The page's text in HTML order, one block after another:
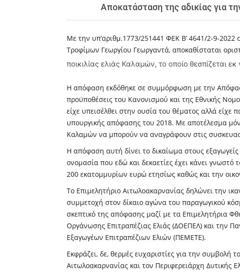
Αποκατάσταση της αδικίας για
Με την υπ’αριθμ.1773/251441 ΦΕΚ Β’ 4641/2-9-
Τροφίμων Γεωργίου Γεωργαντά, αποκαθίσταται
ποικιλίας ελιάς Καλαμών, το οποίο θεσπίζεται
Η απόφαση εκδόθηκε σε συμμόρφωση με την
προϋποθέσεις του Κανονισμού και της Εθνικής
είχε υπεισέλθει στην ουσία του θέματος αλλά
υπουργικής απόφασης του 2018. Με αποτέλεσμα
Καλαμών να μπορούν να αναγράφουν στις
Η απόφαση αυτή δίνει το δικαίωμα στους
ονομασία που εδώ και δεκαετίες έχει κάνει γνωστό
200 εκατομμυρίων ευρώ ετησίως καθώς και την
Το Επιμελητήριο Αιτωλοακαρνανίας δηλώνει την
συμμετοχή στον δίκαιο αγώνα του παραγωγικού
σκεπτικό της απόφασης μαζί με τα Επιμελητήρια
Οργάνωσης Επιτραπέζιας Ελιάς (ΔΟΕΠΕΛ) και την
Εξαγωγέων Επιτραπέζιων Ελιών (ΠΕΜΕΤΕ).
Εκφράζει, δε, θερμές ευχαριστίες για την
Αιτωλοακαρνανίας και τον Περιφερειάρχη